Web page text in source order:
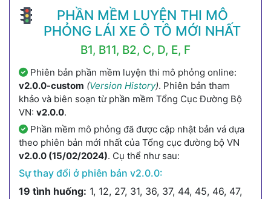
PHẦN MỀM LUYỆN THI MÔ
PHỎNG LÁI XE Ô TÔ MỚI NHẤT
B1, B11, B2, C, D, E, F
Phiên bản phần mềm luyện thi mô phỏng online:
v2.0.0-custom (Version History). Phiên bản tham
khảo và biên soạn từ phần mềm Tổng Cục Đường Bộ
VN: v2.0.0.
Phần mềm mô phỏng đã được cập nhật bản vá dựa
theo phiên bản mới nhất của Tổng cục đường bộ VN
v2.0.0 (15/02/2024). Cụ thể như sau:
Sự thay đổi ở phiên bản v2.0.0:
19 tình huống: 1, 12, 27, 31, 36, 37, 44, 45, 46, 47,